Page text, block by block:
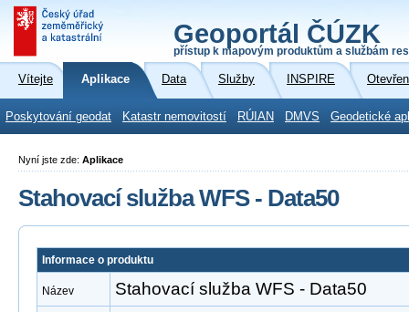
Geoportál ČÚZK
přístup k mapovým produktům a službám
Vítejte Aplikace Data Služby INSPIRE
Poskytování geodat Katastr nemovitostí RÚIAN DMVS Geodetické
Nyní jste zde: Aplikace
Stahovací služba WFS - Data50
Informace o produktu
Název Stahovací služba WFS - Data50